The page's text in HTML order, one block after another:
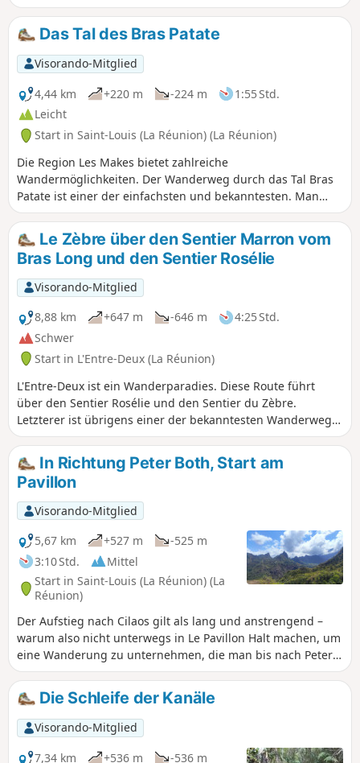
Das Tal des Bras Patate
Visorando-Mitglied
4,44 km
+220 m -224 m
1:55 Std.
Leicht
Start in Saint-Louis (La Réunion) (La Réunion)
Die Region Les Makes bietet zahlreiche
Wandermöglichkeiten. Der Wanderweg durch das Tal Bras
Patate ist einer der einfachsten und bekanntesten. Man
wandert durch ein wunderschönes Tal und wird mit einem
herrlichen Blick auf Cilaos belohnt. Der Bras Patate war vor
dem Einsturz des Piton des Neiges der Eingang zum Kar de
Cilaos. Das Wasser hatte jedoch nicht die Zeit, einen tiefen
Canyon wie den Bras de Cilaos auszuhöhlen, aber nehmen
Sie Ihre Kamera mit: Die endemischen Vögel werden Sie
nicht enttäuschen.
Le Zèbre über den Sentier Marron vom
Bras Long und den Sentier Rosélie
Visorando-Mitglied
8,88 km
+647 m -646 m
4:25 Std.
Schwer
Start in L'Entre-Deux (La Réunion)
L'Entre-Deux ist ein Wanderparadies. Diese Route führt
über den Sentier Rosélie und den Sentier du Zèbre.
Letzterer ist übrigens einer der bekanntesten Wanderwege
der Region. Man kann eine Rundwanderung machen,
indem man den Sentier Marron du Bras Long nimmt: Er ist
sehr anspruchsvoll, ziemlich anstrengend, technisch und
nur für sehr geübte Wanderer zu empfehlen. Dieser Weg
war früher wenig bekannt, wird aber immer häufiger
begangen. Dabei hat man auch die Gelegenheit, herrliche
Ausblicke zu genießen.
In Richtung Peter Both, Start am
Pavillon
Visorando-Mitglied
5,67 km
+527 m
-525 m
3:10 Std.
Mittel
Start in Saint-Louis (La Réunion) (La
Réunion)
Der Aufstieg nach Cilaos gilt als lang und anstrengend –
warum also nicht unterwegs in Le Pavillon Halt machen, um
eine Wanderung zu unternehmen, die man bis nach Peter
Both verlängern kann? Der Wanderweg wurde gerade vom
ONF saniert – zu unserer großen Freude –, und der Îlet-
Haut ist abgelegen und unberührt. Ein ganz besonderer
Aussichtspunkt auf die Felsspitzen des Kar de Cilaos. Wenn
Sie zum ersten Mal nach Cilaos aufsteigen, ist dies ein
guter Einstieg, um die Abgeschiedenheit des Kar zu
Die Schleife der Kanäle
Visorando-Mitglied
7,34 km
+536 m
-536 m